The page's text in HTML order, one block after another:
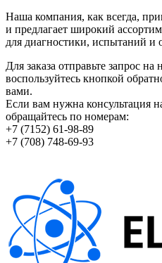
Наша компания, как всегда,
и предлагает широкий
для диагностики, испытаний и
Для заказа отправьте запрос на
воспользуйтесь кнопкой
вами.
Если вам нужна консультация
обращайтесь по номерам:
+7 (7152) 61-98-89
+7 (708) 748-69-93